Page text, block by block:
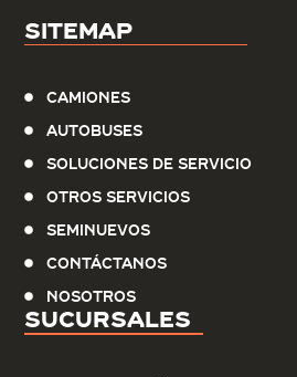
Sucursales
Sitemap
Camiones
Autobuses
Soluciones de servicio
Otros Servicios
Seminuevos
Contáctanos
Nosotros